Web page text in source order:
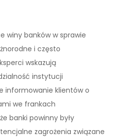
winy banków w sprawie
i często
wskazują
instytucji
informowanie klientów o
we frankach
banki powinny były
zagrożenia związane